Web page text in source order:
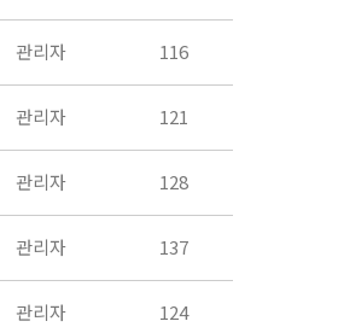
관리자 116
관리자 121
관리자 128
관리자 137
관리자 124